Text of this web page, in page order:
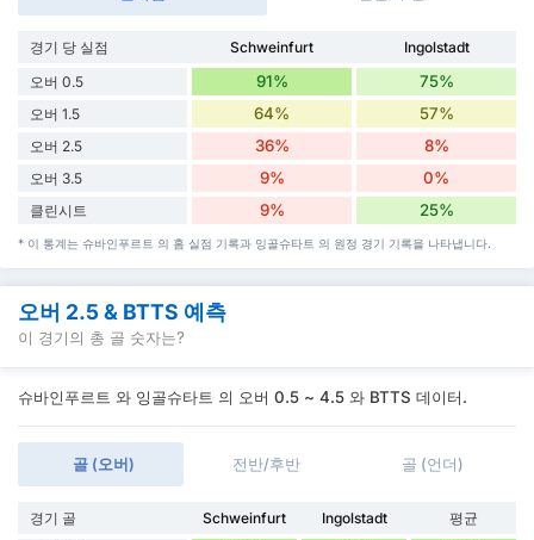
경기 당 실점 Schweinfurt
Ingolstadt
오버 0.5
91% 75%
오버 1.5 64% 57%
오버 2.5 36% 8%
오버 3.5 9% 0%
클린시트 9% 25%
* 이 통계는 슈바인푸르트 의 홈 실점 기록과 잉골슈타트 의 원정 경기 기록을 나타냅니다.
오버 2.5 & BTTS 예측
이 경기의 총 골 숫자는?
슈바인푸르트 와 잉골슈타트 의 오버 0.5 ~ 4.5 와 BTTS 데이터.
골 (오버) 전반/후반 골 (언더)
경기 골 Schweinfurt Ingolstadt
평균